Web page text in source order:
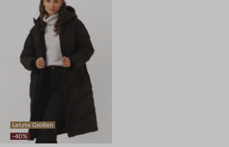
Letzte Größen
-40%